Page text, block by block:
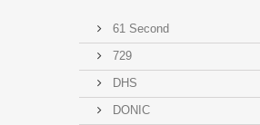
61 Second
729
DHS
DONIC